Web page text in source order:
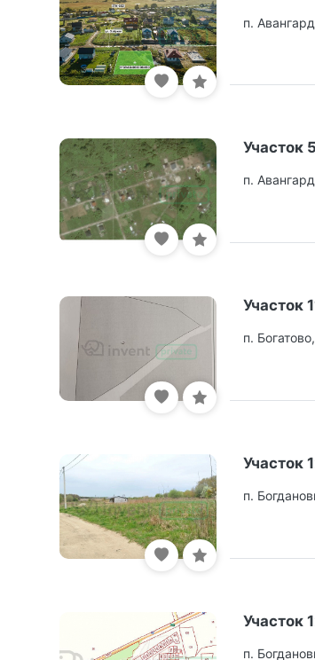
п.
Участок
п.
Участок
п.
Участок
п.
Участок
п.